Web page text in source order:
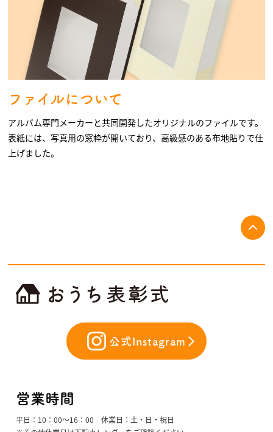
ファイルについて
アルバム専門メーカーと共同開発したオリジナルのファイルです。
表紙には、写真用の窓枠が開いており、高級感のある布地貼りで仕
上げました。
公式Instagram
営業時間
平日：10：00〜16：00 休業日：土・日・祝日